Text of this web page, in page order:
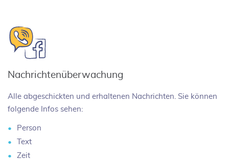
Nachrichtenüberwachung
Alle abgeschickten und erhaltenen Nachrichten. Sie können
folgende Infos sehen:
Person
Text
Zeit